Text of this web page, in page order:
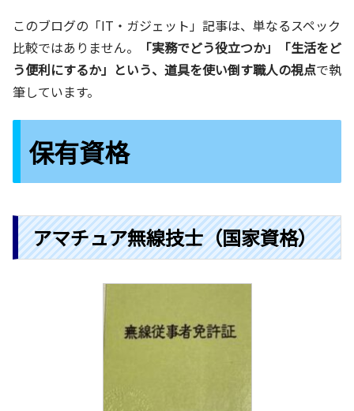
このブログの「IT・ガジェット」記事は、単なるスペック
比較ではありません。
「実務でどう役立つか」「生活をど
う便利にするか」という、道具を使い倒す職人の視点で執
筆しています。
保有資格
アマチュア無線技士（国家資格）